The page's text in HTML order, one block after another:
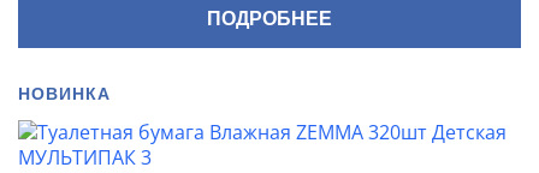
ПОДРОБНЕЕ
НОВИНКА